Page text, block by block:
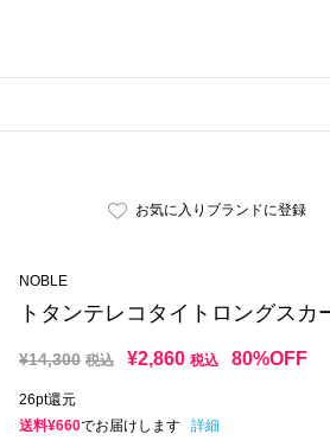
お気に入りブランドに登録
NOBLE
トタンテレコタイトロングスカ
¥14,300 税込 ¥2,860 税込 80%OFF
26pt還元
送料¥660でお届けします 詳細